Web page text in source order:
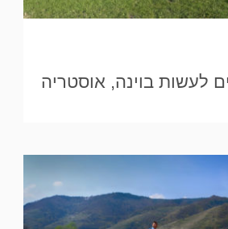
לעשות בוינה, אוסטריה